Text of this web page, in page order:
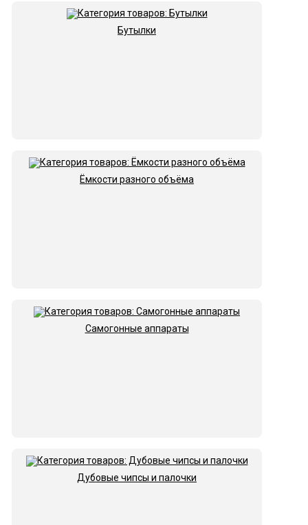
Бутылки
Ёмкости разного объёма
Самогонные аппараты
Дубовые чипсы и палочки